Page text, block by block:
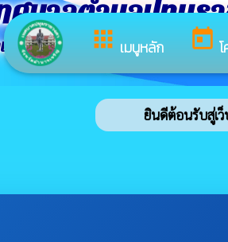
apps เมนูหลัก today
ศบาลตำบลปทุมร
ภอปทุมราชวงศา จังหวัดอำนาจเจริญ
ยินดีต้อนรับสู่เว็บ